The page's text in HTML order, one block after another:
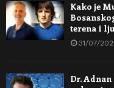
Kako je
terena i
31/07/
Dr.